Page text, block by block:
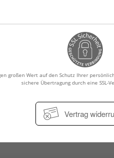
großen Wert auf den Schutz Ihrer
sichere Übertragung durch eine SSL-
Vertrag